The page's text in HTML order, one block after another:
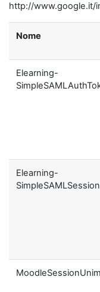
http://www.google.it/
Nome
Elearning-
Elearning-